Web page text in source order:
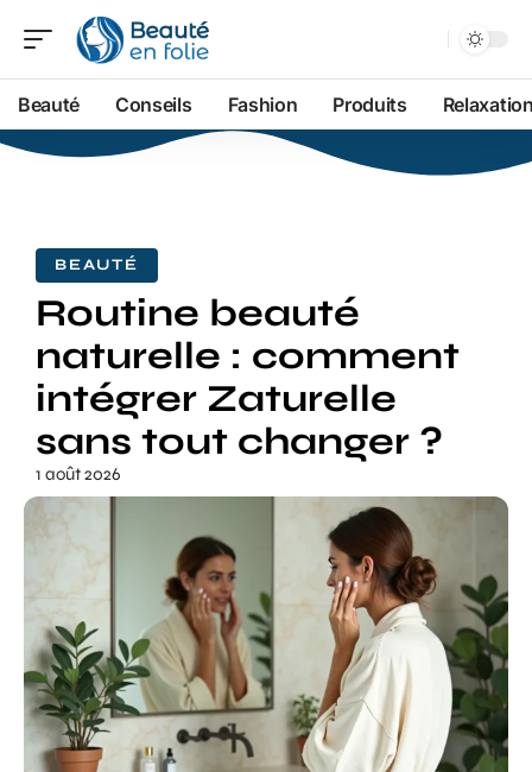
Beauté Conseils Fashion Produits
BEAUTÉ
Routine beauté
naturelle : comment
intégrer Zaturelle
sans tout changer ?
1 août 2026